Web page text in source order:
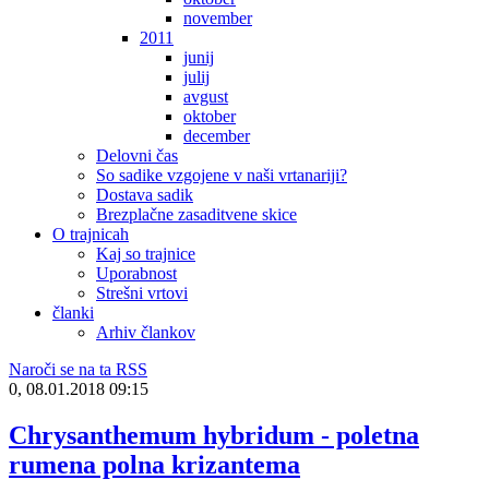
november
2011
junij
julij
avgust
oktober
december
Delovni čas
So sadike vzgojene v naši vrtanariji?
Dostava sadik
Brezplačne zasaditvene skice
O trajnicah
Kaj so trajnice
Uporabnost
Strešni vrtovi
članki
Arhiv člankov
Naroči se na ta RSS
0, 08.01.2018 09:15
Chrysanthemum hybridum - poletna
rumena polna krizantema